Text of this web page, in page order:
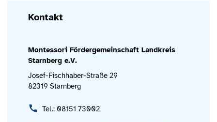
Kontakt
Montessori Fördergemeinschaft Landkreis
Starnberg e.V.
Josef-Fischhaber-Straße 29
82319 Starnberg
Tel.: 08151 73002